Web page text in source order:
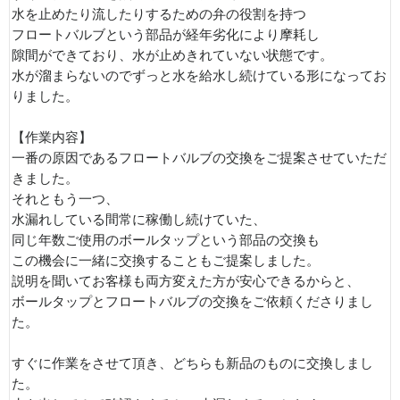
水を止めたり流したりするための弁の役割を持つ
フロートバルブという部品が経年劣化により摩耗し
隙間ができており、水が止めきれていない状態です。
水が溜まらないのでずっと水を給水し続けている形になってお
りました。
【作業内容】
一番の原因であるフロートバルブの交換をご提案させていただ
きました。
それともう一つ、
水漏れしている間常に稼働し続けていた、
同じ年数ご使用のボールタップという部品の交換も
この機会に一緒に交換することもご提案しました。
説明を聞いてお客様も両方変えた方が安心できるからと、
ボールタップとフロートバルブの交換をご依頼くださりまし
た。
すぐに作業をさせて頂き、どちらも新品のものに交換しまし
た。